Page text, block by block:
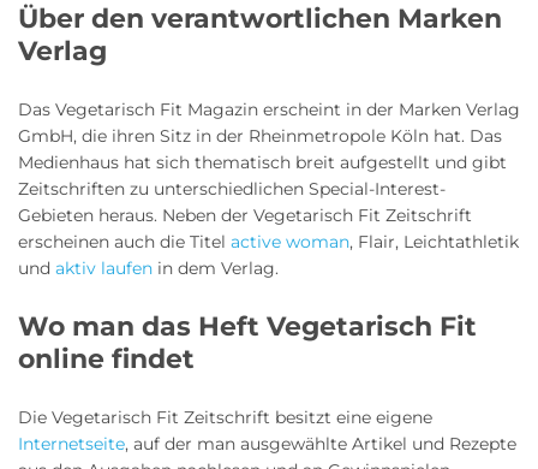
Über den verantwortlichen Marken
Verlag
Das Vegetarisch Fit Magazin erscheint in der Marken Verlag
GmbH, die ihren Sitz in der Rheinmetropole Köln hat. Das
Medienhaus hat sich thematisch breit aufgestellt und gibt
Zeitschriften zu unterschiedlichen Special-Interest-
Gebieten heraus. Neben der Vegetarisch Fit Zeitschrift
erscheinen auch die Titel active woman, Flair, Leichtathletik
und aktiv laufen in dem Verlag.
Wo man das Heft Vegetarisch Fit
online findet
Die Vegetarisch Fit Zeitschrift besitzt eine eigene
Internetseite, auf der man ausgewählte Artikel und Rezepte